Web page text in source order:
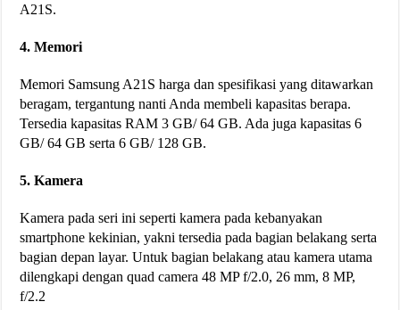
A21S.
4. Memori
Memori Samsung A21S harga dan spesifikasi yang ditawarkan
beragam, tergantung nanti Anda membeli kapasitas berapa.
Tersedia kapasitas RAM 3 GB/ 64 GB. Ada juga kapasitas 6
GB/ 64 GB serta 6 GB/ 128 GB.
5. Kamera
Kamera pada seri ini seperti kamera pada kebanyakan
smartphone kekinian, yakni tersedia pada bagian belakang serta
bagian depan layar. Untuk bagian belakang atau kamera utama
dilengkapi dengan quad camera 48 MP f/2.0, 26 mm, 8 MP,
f/2.2